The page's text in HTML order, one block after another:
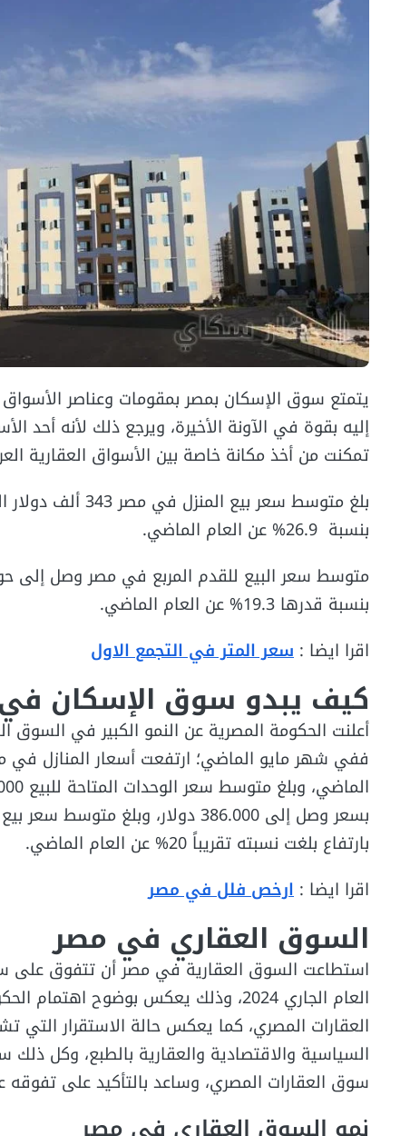
يتمتع سوق الإسكان بمصر بمقومات وعناصر الأسواق
إليه بقوة في الآونة الأخيرة، ويرجع ذلك لأنه أحد
تمكنت من أخذ مكانة خاصة بين الأسواق العقارية
بلغ متوسط ​​سعر بيع
بنسبة 26.9% عن العام الماضي.
بنسبة قدرها 19.3% عن العام الماضي.
اقرا ايضا : سعر المتر في التجمع الاول
كيف يبدو سوق الإسكان
أعلنت الحكومة المصرية عن النمو الكبير في السوق
بارتفاع بلغت نسبته تقريباً 20% عن العام الماضي.
اقرا ايضا : ارخص فلل في مصر
السوق العقاري في مصر
استطاعت السوق العقارية في مصر أن تتفوق على
العام الجاري 2024، وذلك يعكس بوضوح
العقارات المصري، كما يعكس حالة الاستقرار التي
السياسية والاقتصادية والعقارية بالطبع، وكل
سوق العقارات المصري، وساعد بالتأكيد على تفوقه